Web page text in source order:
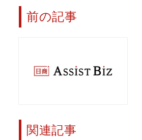
前の記事
関連記事